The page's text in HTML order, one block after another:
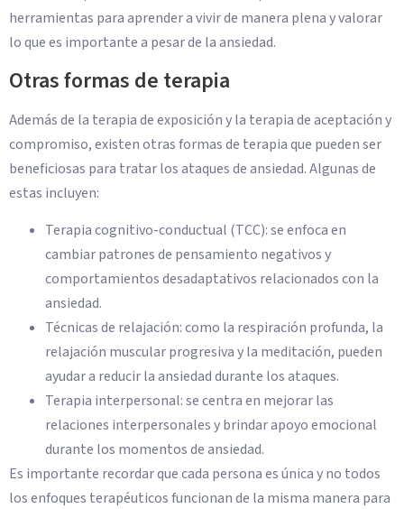
herramientas para aprender a vivir de manera plena y valorar
lo que es importante a pesar de la ansiedad.
Otras formas de terapia
Además de la terapia de exposición y la terapia de aceptación y
compromiso, existen otras formas de terapia que pueden ser
beneficiosas para tratar los ataques de ansiedad. Algunas de
estas incluyen:
Terapia cognitivo-conductual (TCC): se enfoca en
cambiar patrones de pensamiento negativos y
comportamientos desadaptativos relacionados con la
ansiedad.
Técnicas de relajación: como la respiración profunda, la
relajación muscular progresiva y la meditación, pueden
ayudar a reducir la ansiedad durante los ataques.
Terapia interpersonal: se centra en mejorar las
relaciones interpersonales y brindar apoyo emocional
durante los momentos de ansiedad.
Es importante recordar que cada persona es única y no todos
los enfoques terapéuticos funcionan de la misma manera para